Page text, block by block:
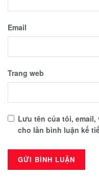
Email
Trang web
Lưu tên của tôi,
cho lần bình luận kế